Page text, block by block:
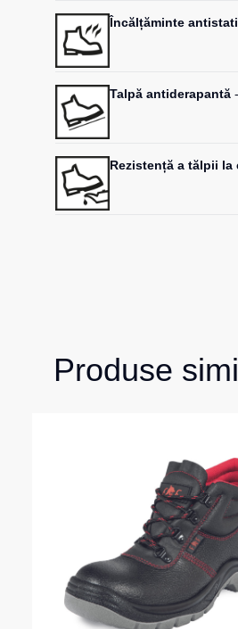
Încălțăminte
Talpă antiderapantă
Rezistență a tălpii
Produse